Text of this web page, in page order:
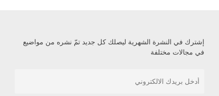
إشترك في النشرة الشهرية ليصلك كل جديد تمّ نشره من مواضيع
في مجالات مختلفة